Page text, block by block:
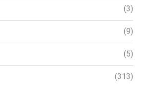
(3)
(9)
(5)
(313)